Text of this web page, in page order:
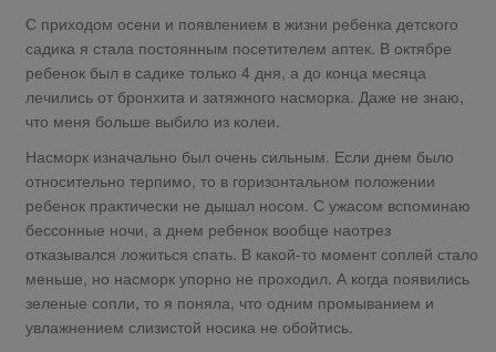
С приходом осени и появлением в жизни ребенка детского
садика я стала постоянным посетителем аптек. В октябре
ребенок был в садике только 4 дня, а до конца месяца
лечились от бронхита и затяжного насморка. Даже не знаю,
что меня больше выбило из колеи.
Насморк изначально был очень сильным. Если днем было
относительно терпимо, то в горизонтальном положении
ребенок практически не дышал носом. С ужасом вспоминаю
бессонные ночи, а днем ребенок вообще наотрез
отказывался ложиться спать. В какой-то момент соплей стало
меньше, но насморк упорно не проходил. А когда появились
зеленые сопли, то я поняла, что одним промыванием и
увлажнением слизистой носика не обойтись.